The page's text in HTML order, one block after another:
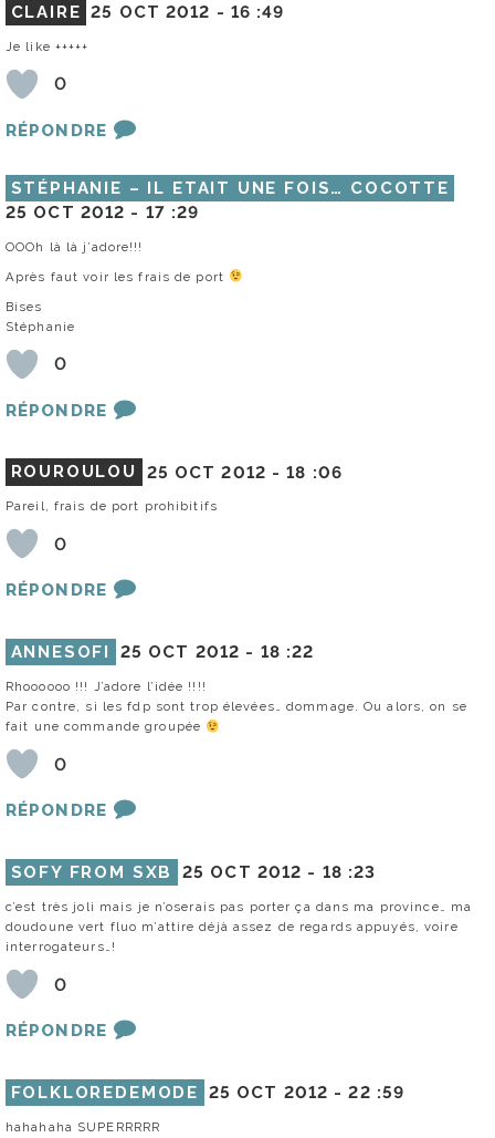
CLAIRE 25 OCT 2012 - 16 :49
Je like +++++
0
RÉPONDRE
STÉPHANIE – IL ETAIT UNE FOIS… COCOTTE
25 OCT 2012 - 17 :29
OOOh là là j’adore!!!
Après faut voir les frais de port
Bises
Stéphanie
0
RÉPONDRE
ROUROULOU 25 OCT 2012 -18 :06
Pareil, frais de port prohibitifs
0
RÉPONDRE
ANNESOFI 25 OCT 2012 - 18 :22
Rhoooooo !!! J’adore l’idée !!!!
Par contre, si les fdp sont trop élevées… dommage. Ou alors, on se
fait une commande groupée
0
RÉPONDRE
SOFY FROM SXB 25 OCT 2012 - 18 :23
c’est très joli mais je n’oserais pas porter ça dans ma province… ma
doudoune vert fluo m’attire déjà assez de regards appuyés, voire
interrogateurs…!
0
RÉPONDRE
FOLKLOREDEMODE 25 OCT 2012 -22 :59
hahahaha SUPERRRRR